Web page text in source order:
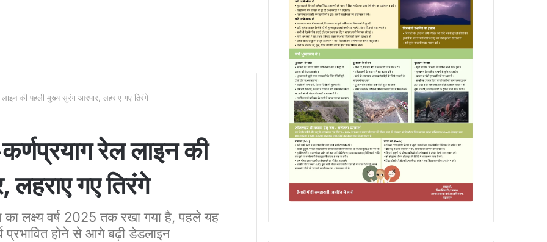
की पहली मुख्य सुरंग आरपार, लहराए गए तिरंगे
रेल लाइन की
गए तिरंगे
का लक्ष्य वर्ष 2025 तक रखा गया है, पहले यह
प्रभावित होने से आगे बढ़ी डेडलाइन